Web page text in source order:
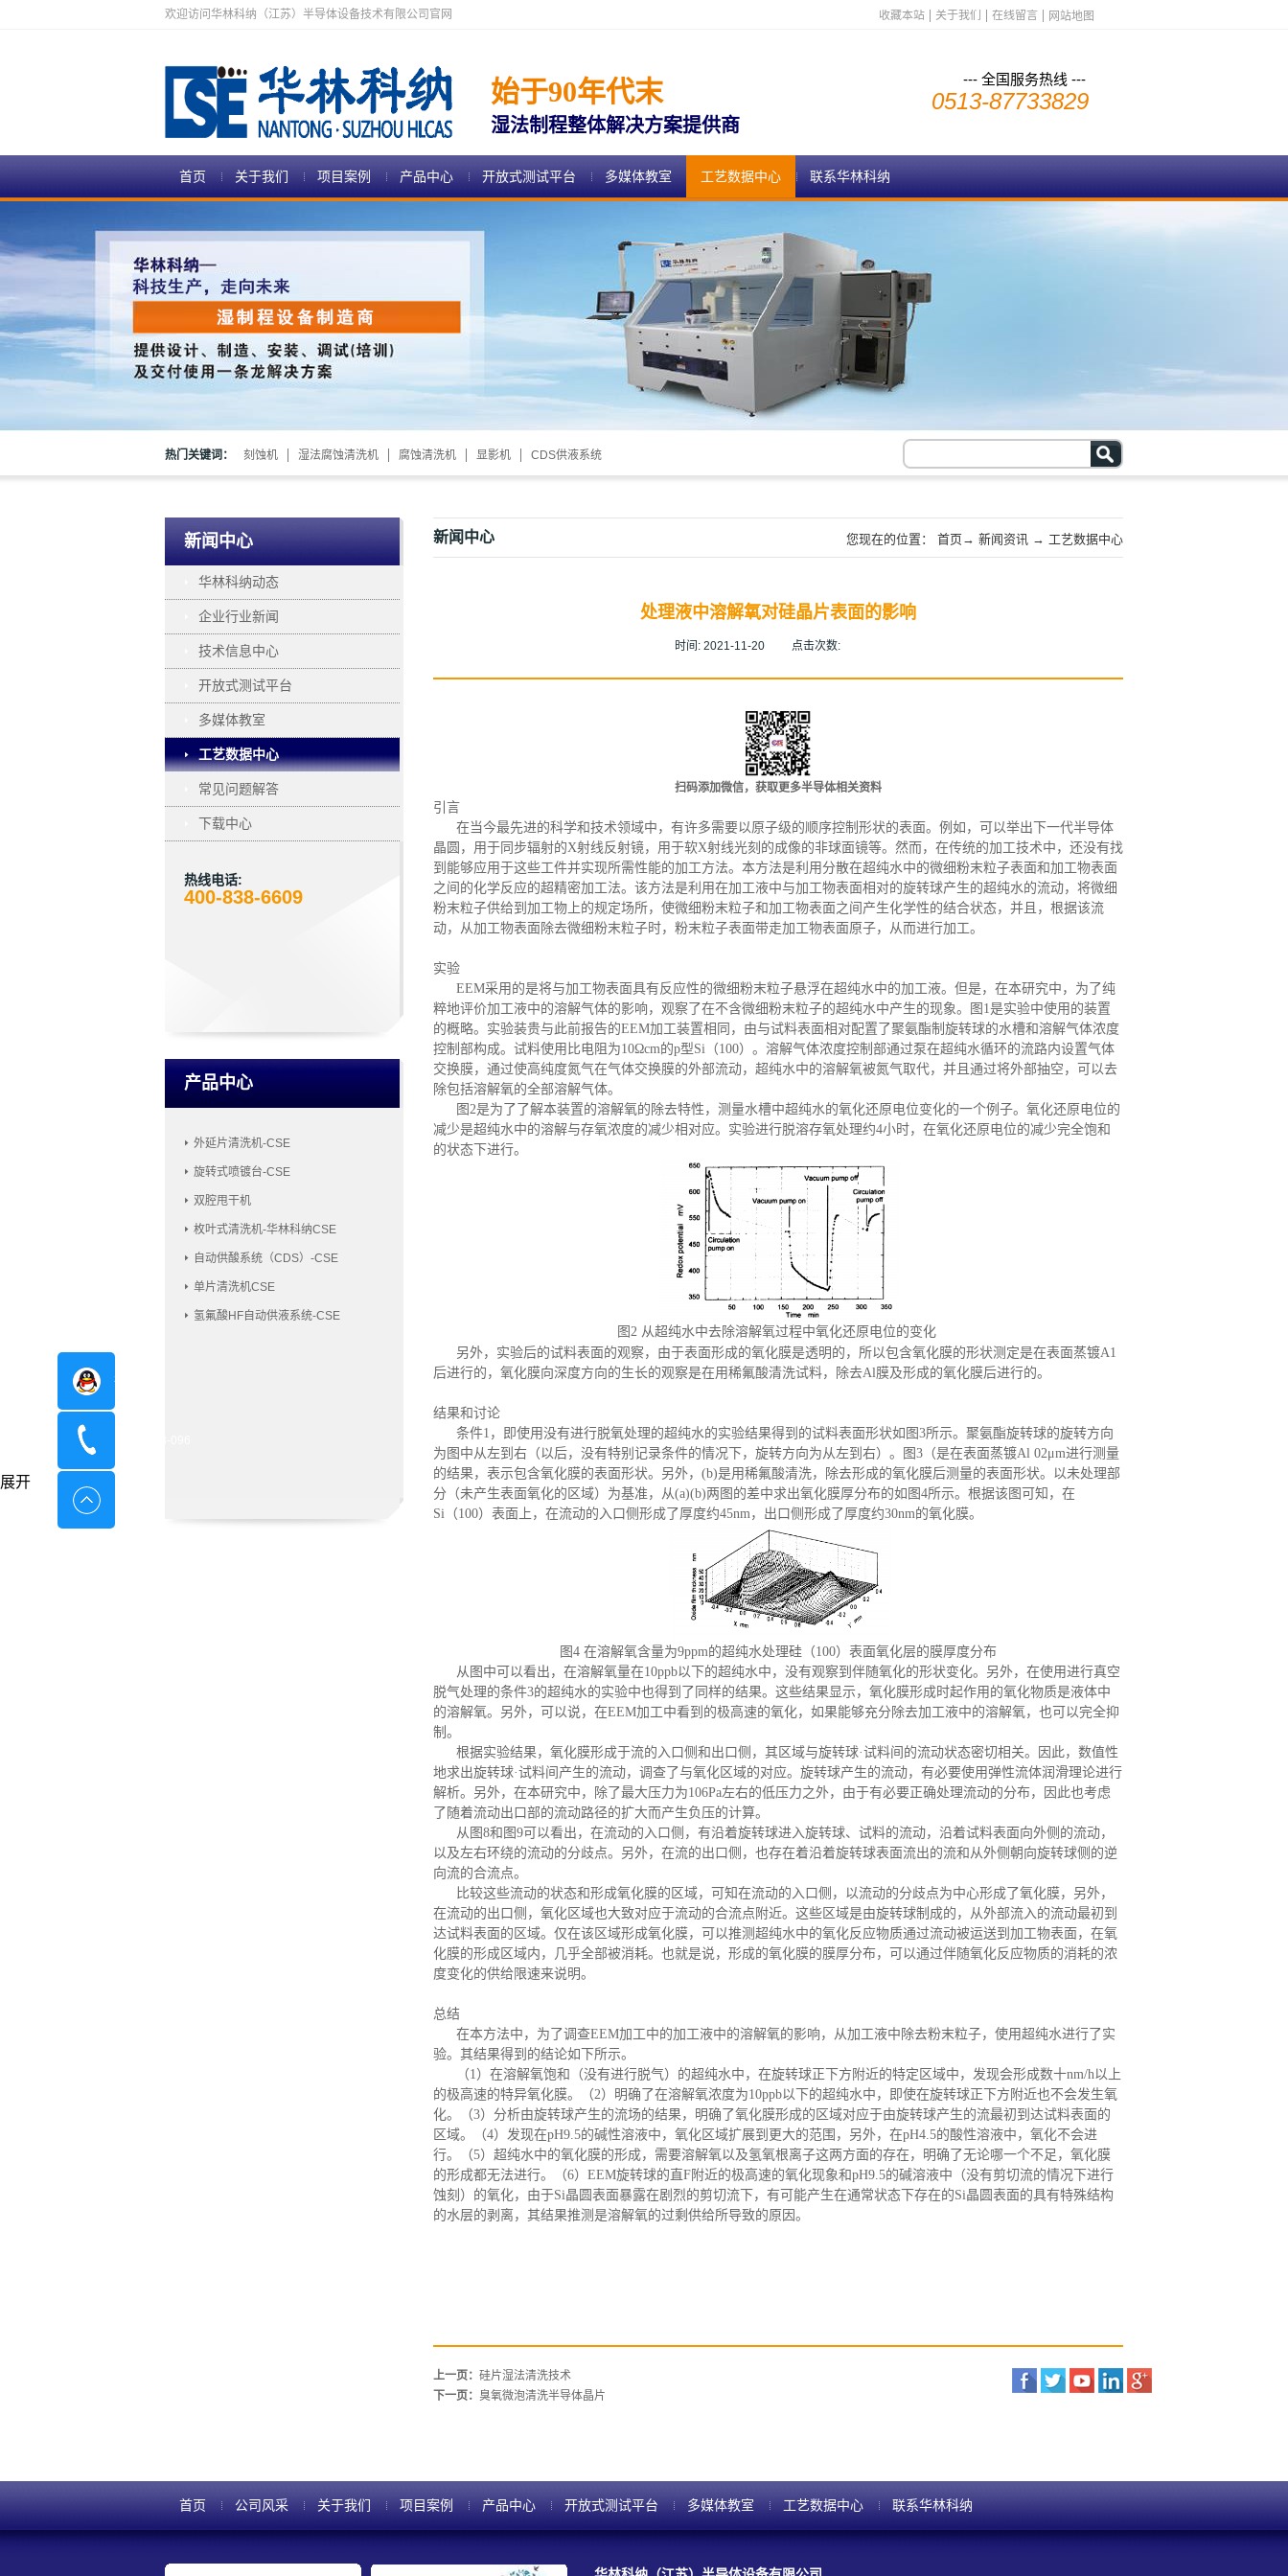
欢迎访问华林科纳（江苏）半导体设备技术有限公司官网 收藏本站 关于我们 在线留言 网站地图
始于90年代末
湿法制程整体解决方案提供商
--- 全国服务热线 ---
0513-87733829
首页 关于我们 项目案例 产品中心 开放式测试平台 多媒体教室 工艺数据中心 联系华林科纳
热门关键词： 刻蚀机 湿法腐蚀清洗机 腐蚀清洗机 显影机 CDS供液系统
新闻中心
华林科纳动态
企业行业新闻
技术信息中心
开放式测试平台
多媒体教室
工艺数据中心
常见问题解答
下载中心
热线电话:
400-838-6609
产品中心
外延片清洗机-CSE
旋转式喷镀台-CSE
双腔甩干机
枚叶式清洗机-华林科纳CSE
自动供酸系统（CDS）-CSE
单片清洗机CSE
氢氟酸HF自动供液系统-CSE
新闻中心 您现在的位置： 首页→ 新闻资讯 → 工艺数据中心
处理液中溶解氧对硅晶片表面的影响
时间: 2021-11-20 点击次数:
扫码添加微信，获取更多半导体相关资料
引言
在当今最先进的科学和技术领域中，有许多需要以原子级的顺序控制形状的表面。例如，可以举出下一代半导体
晶圆，用于同步辐射的X射线反射镜，用于软X射线光刻的成像的非球面镜等。然而，在传统的加工技术中，还没有找
到能够应用于这些工件并实现所需性能的加工方法。本方法是利用分散在超纯水中的微细粉末粒子表面和加工物表面
之间的化学反应的超精密加工法。该方法是利用在加工液中与加工物表面相对的旋转球产生的超纯水的流动，将微细
粉末粒子供给到加工物上的规定场所，使微细粉末粒子和加工物表面之间产生化学性的结合状态，并且，根据该流
动，从加工物表面除去微细粉末粒子时，粉末粒子表面带走加工物表面原子，从而进行加工。
实验
EEM采用的是将与加工物表面具有反应性的微细粉末粒子悬浮在超纯水中的加工液。但是，在本研究中，为了纯
粹地评价加工液中的溶解气体的影响，观察了在不含微细粉末粒子的超纯水中产生的现象。图1是实验中使用的装置
的概略。实验装贵与此前报告的EEM加工装置相同，由与试料表面相对配置了聚氨酯制旋转球的水槽和溶解气体浓度
控制部构成。试料使用比电阻为10Ωcm的p型Si（100）。溶解气体浓度控制部通过泵在超纯水循环的流路内设置气体
交换膜，通过使高纯度氮气在气体交换膜的外部流动，超纯水中的溶解氧被氮气取代，并且通过将外部抽空，可以去
除包括溶解氧的全部溶解气体。
图 2是为了了解本装置的溶解氧的除去特性，测量水槽中超纯水的氧化还原电位变化的一个例子。氧化还原电位的
减少是超纯水中的溶解与存氧浓度的减少相对应。实验进行脱溶存氧处理约4小时，在氧化还原电位的减少完全饱和
的状态下进行。
图2 从超纯水中去除溶解氧过程中氧化还原电位的变化
另外，实验后的试料表面的观察，由于表面形成的氧化膜是透明的，所以包含氧化膜的形状测定是在表面蒸镀A1
后进行的，氧化膜向深度方向的生长的观察是在用稀氟酸清洗试料，除去Al膜及形成的氧化膜后进行的。
结果和讨论
条件1，即使用没有进行脱氧处理的超纯水的实验结果得到的试料表面形状如图3所示。聚氨酯旋转球的旋转方向
为图中从左到右（以后，没有特别记录条件的情况下，旋转方向为从左到右）。图3（是在表面蒸镀Al 02μm进行测量
的结果，表示包含氧化膜的表面形状。另外，(b)是用稀氟酸清洗，除去形成的氧化膜后测量的表面形状。以未处理部
分（未产生表面氧化的区域）为基准，从(a)(b)两图的差中求出氧化膜厚分布的如图4所示。根据该图可知，在
Si（100）表面上，在流动的入口侧形成了厚度约45nm，出口侧形成了厚度约30nm的氧化膜。
图4 在溶解氧含量为9ppm的超纯水处理硅（100）表面氧化层的膜厚度分布
从图中可以看出，在溶解氧量在10ppb以下的超纯水中，没有观察到伴随氧化的形状变化。另外，在使用进行真空
脱气处理的条件3的超纯水的实验中也得到了同样的结果。这些结果显示，氧化膜形成时起作用的氧化物质是液体中
的溶解氧。另外，可以说，在EEM加工中看到的极高速的氧化，如果能够充分除去加工液中的溶解氧，也可以完全抑
制。
根据实验结果，氧化膜形成于流的入口侧和出口侧，其区域与旋转球·试料间的流动状态密切相关。因此，数值性
地求出旋转球·试料间产生的流动，调查了与氧化区域的对应。旋转球产生的流动，有必要使用弹性流体润滑理论进行
解析。另外，在本研究中，除了最大压力为106Pa左右的低压力之外，由于有必要正确处理流动的分布，因此也考虑
了随着流动出口部的流动路径的扩大而产生负压的计算。
从图8和图9可以看出，在流动的入口侧，有沿着旋转球进入旋转球、试料的流动，沿着试料表面向外侧的流动，
以及左右环绕的流动的分歧点。另外，在流的出口侧，也存在着沿着旋转球表面流出的流和从外侧朝向旋转球侧的逆
向流的合流点。
比较这些流动的状态和形成氧化膜的区域，可知在流动的入口侧，以流动的分歧点为中心形成了氧化膜，另外，
在流动的出口侧，氧化区域也大致对应于流动的合流点附近。这些区域是由旋转球制成的，从外部流入的流动最初到
达试料表面的区域。仅在该区域形成氧化膜，可以推测超纯水中的氧化反应物质通过流动被运送到加工物表面，在氧
化膜的形成区域内，几乎全部被消耗。也就是说，形成的氧化膜的膜厚分布，可以通过伴随氧化反应物质的消耗的浓
度变化的供给限速来说明。
总结
在本方法中，为了调查EEM加工中的加工液中的溶解氧的影响，从加工液中除去粉末粒子，使用超纯水进行了实
验。其结果得到的结论如下所示。
（1）在溶解氧饱和（没有进行脱气）的超纯水中，在旋转球正下方附近的特定区域中，发现会形成数十nm/h以上
的极高速的特异氧化膜。（2）明确了在溶解氧浓度为10ppb以下的超纯水中，即使在旋转球正下方附近也不会发生氧
化。（3）分析由旋转球产生的流场的结果，明确了氧化膜形成的区域对应于由旋转球产生的流最初到达试料表面的
区域。（4）发现在pH9.5的碱性溶液中，氧化区域扩展到更大的范围，另外，在pH4.5的酸性溶液中，氧化不会进
行。（5）超纯水中的氧化膜的形成，需要溶解氧以及氢氧根离子这两方面的存在，明确了无论哪一个不足，氧化膜
的形成都无法进行。（6）EEM旋转球的直F附近的极高速的氧化现象和pH9.5的碱溶液中（没有剪切流的情况下进行
蚀刻）的氧化，由于Si晶圆表面暴露在剧烈的剪切流下，有可能产生在通常状态下存在的Si晶圆表面的具有特殊结构
的水层的剥离，其结果推测是溶解氧的过剩供给所导致的原因。
上一页： 硅片湿法清洗技术
下一页： 臭氧微泡清洗半导体晶片
首页 公司风采 关于我们 项目案例 产品中心 开放式测试平台 多媒体教室 工艺数据中心 联系华林科纳
在线咨询
展开